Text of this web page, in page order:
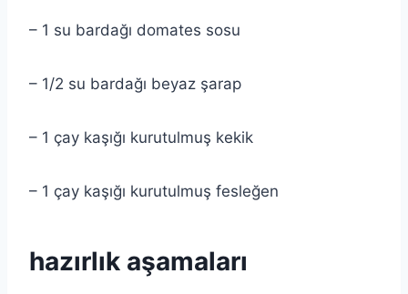
– 1 su bardağı domates sosu
– 1/2 su bardağı beyaz şarap
– 1 çay kaşığı kurutulmuş kekik
– 1 çay kaşığı kurutulmuş fesleğen
hazırlık aşamaları